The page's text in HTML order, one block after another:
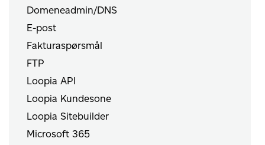
Domeneadmin/DNS
E-post
Fakturaspørsmål
FTP
Loopia API
Loopia Kundesone
Loopia Sitebuilder
Microsoft 365